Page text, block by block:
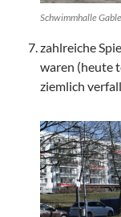
Schwimmhalle
zahlreiche
waren (heute
ziemlich